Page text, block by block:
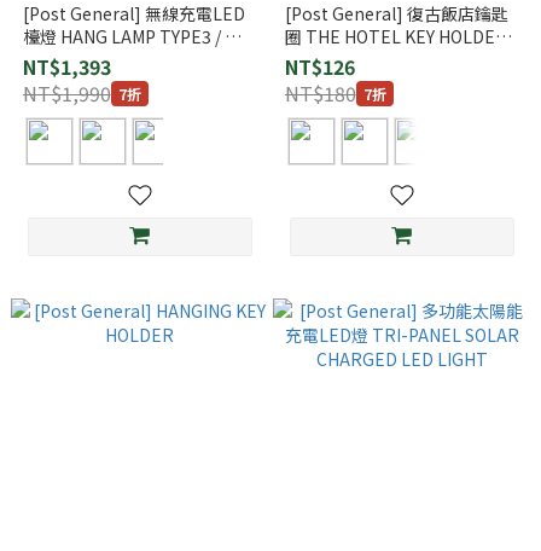
[Post General] 無線充電LED
檯燈 HANG LAMP TYPE3 / ハ
ングランプ タイプスリー
NT$1,393
NT$1,990 7折
[Post General] 復古飯店鑰匙
圈 THE HOTEL KEY HOLDER /
ザ ホテルキーホルダ
NT$126
NT$180 7折